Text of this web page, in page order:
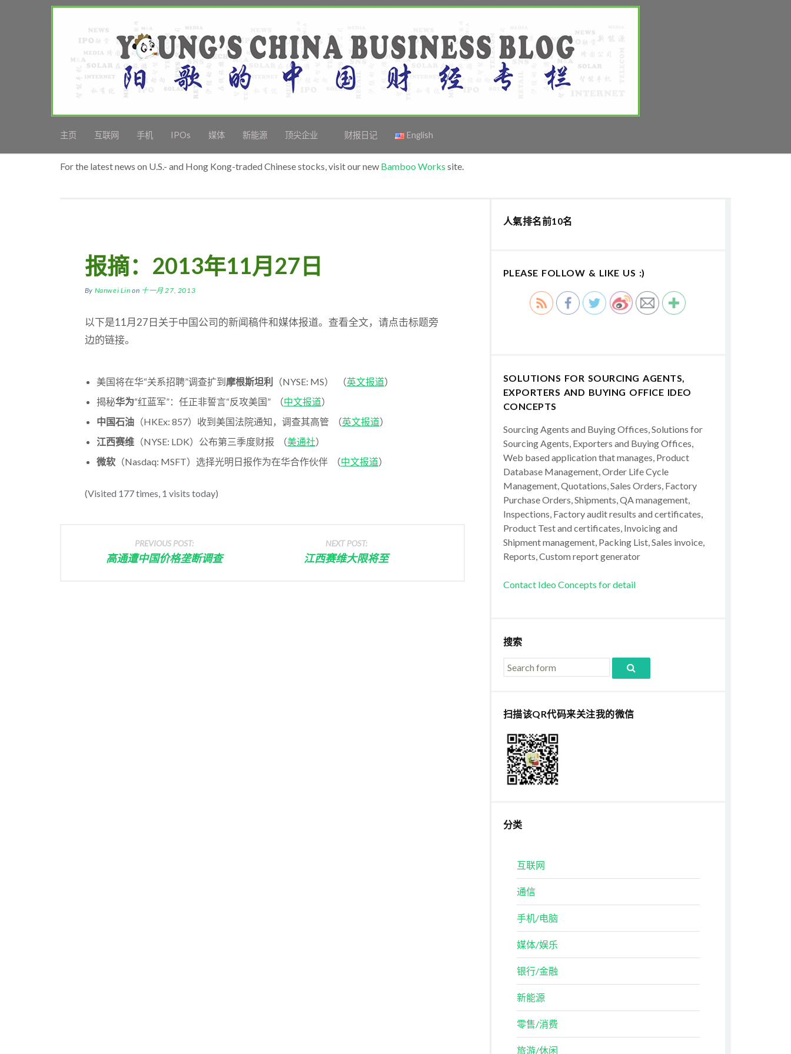
主页 互联网 手机 IPOs 媒体 新能源 顶尖企业 财报日记 English
For the latest news on U.S.- and Hong Kong-traded Chinese stocks, visit our new Bamboo Works site.
报摘：2013年11月27日
By Nanwei Lin on 十一月 27, 2013
以下是11月27日关于中国公司的新闻稿件和媒体报道。查看全文，请点击标题旁
边的链接。
美国将在华“关系招聘”调查扩到摩根斯坦利 （NYSE: MS） （英文报道）
揭秘华为“红蓝军”：任正非誓言“反攻美国” （中文报道）
中国石油（HKEx: 857）收到美国法院通知，调查其高管 （英文报道）
江西赛维（NYSE: LDK）公布第三季度财报 （美通社）
微软（Nasdaq: MSFT）选择光明日报作为在华合作伙伴 （中文报道）
(Visited 177 times, 1 visits today)
PREVIOUS POST:
高通遭中国价格垄断调查
NEXT POST:
江西赛维大限将至
人氣排名前10名
PLEASE FOLLOW & LIKE US :)
SOLUTIONS FOR SOURCING AGENTS,
EXPORTERS AND BUYING OFFICE IDEO
CONCEPTS
Sourcing Agents and Buying Offices, Solutions for
Sourcing Agents, Exporters and Buying Offices,
Web based application that manages, Product
Database Management, Order Life Cycle
Management, Quotations, Sales Orders, Factory
Purchase Orders, Shipments, QA management,
Inspections, Factory audit results and certificates,
Product Test and certificates, Invoicing and
Shipment management, Packing List, Sales invoice,
Reports, Custom report generator
Contact Ideo Concepts for detail
搜索
扫描该QR代码来关注我的微信
分类
互联网
通信
手机/电脑
媒体/娱乐
银行/金融
新能源
零售/消费
旅游/休闲